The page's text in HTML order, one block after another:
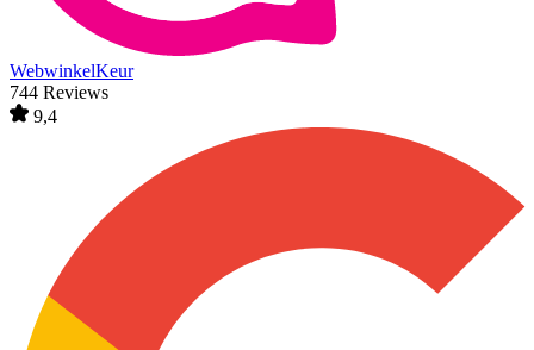
WebwinkelKeur
744 Reviews
9,4